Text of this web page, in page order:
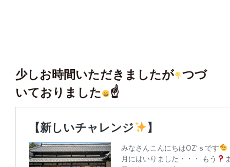
少しお時間いただきましたが つづ
いておりました
☝